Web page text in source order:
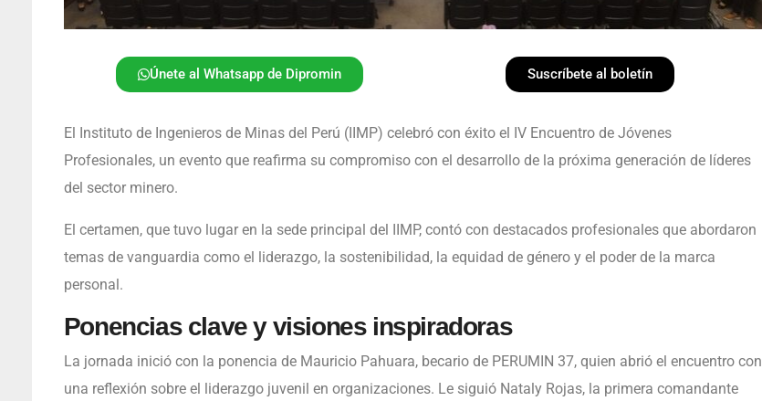
Únete al Whatsapp de Dipromin Suscríbete al boletín
El Instituto de Ingenieros de Minas del Perú (IIMP) celebró con éxito el IV Encuentro de Jóvenes
Profesionales, un evento que reafirma su compromiso con el desarrollo de la próxima generación de líderes
del sector minero.
El certamen, que tuvo lugar en la sede principal del IIMP, contó con destacados profesionales que abordaron
temas de vanguardia como el liderazgo, la sostenibilidad, la equidad de género y el poder de la marca
personal.
Ponencias clave y visiones inspiradoras
La jornada inició con la ponencia de Mauricio Pahuara, becario de PERUMIN 37, quien abrió el encuentro con
una reflexión sobre el liderazgo juvenil en organizaciones. Le siguió Nataly Rojas, la primera comandante